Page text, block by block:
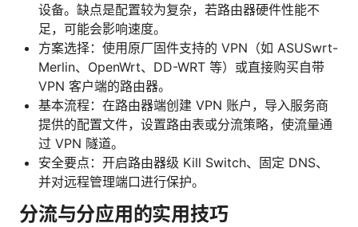
设备。缺点是配置较为复杂，若路由器硬件性能不
足，可能会影响速度。
方案选择：使用原厂固件支持的 VPN（如 ASUSwrt-
Merlin、OpenWrt、DD-WRT 等）或直接购买自带
VPN 客户端的路由器。
基本流程：在路由器端创建 VPN 账户，导入服务商
提供的配置文件，设置路由表或分流策略，使流量通
过 VPN 隧道。
安全要点：开启路由器级 Kill Switch、固定 DNS、
并对远程管理端口进行保护。
分流与分应用的实用技巧